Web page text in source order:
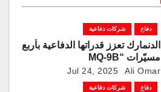
دفاع شركات دفاعية
الدنمارك تعزز قدراتها الدفاعية بأربع
مسيّرات “MQ-9B
SkyGuardian” من “جنرال
أتوميكس”
Jul 24, 2025 Ali Omar
دفاع شركات دفاعية